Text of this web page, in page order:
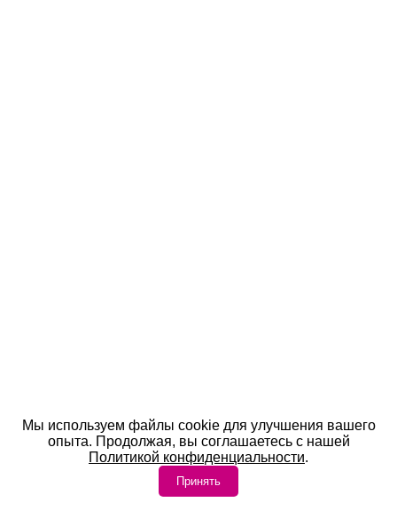
Мы используем файлы cookie для улучшения вашего
опыта. Продолжая, вы соглашаетесь с нашей
Политикой конфиденциальности.
Принять